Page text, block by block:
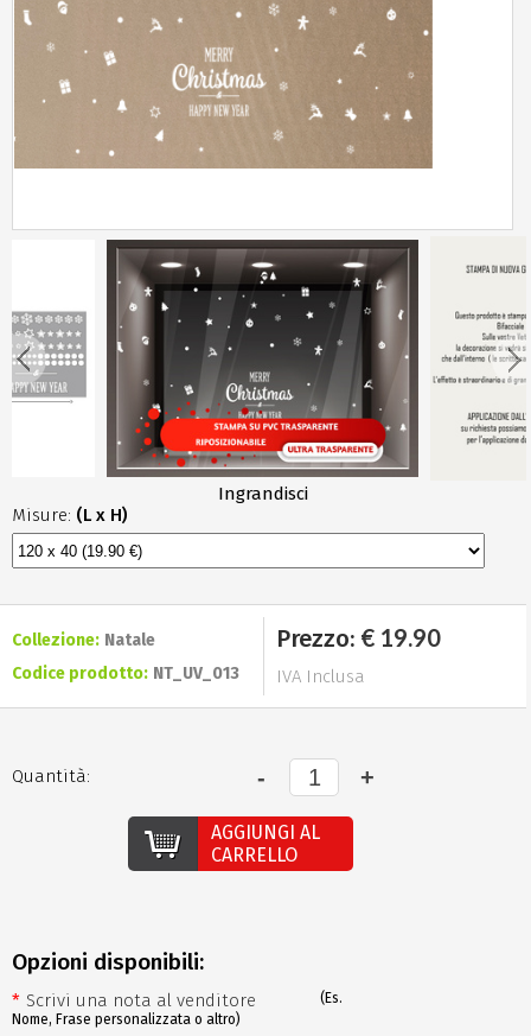
Ingrandisci
Collezione: Natale
Codice prodotto: NT_UV_013
Prezzo: € 19.90
IVA Inclusa
Opzioni disponibili:
Misure: (L x H)
Quantità:
* Scrivi una nota al venditore
(Es.
Nome, Frase personalizzata o altro)
AGGIUNGI AL
CARRELLO